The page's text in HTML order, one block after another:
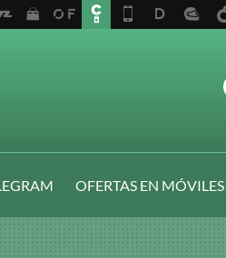
OFERTAS EN MÓVILES